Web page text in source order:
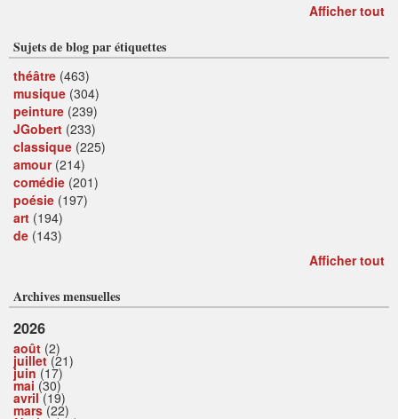
Afficher tout
Sujets de blog par étiquettes
théâtre (463)
musique (304)
peinture (239)
JGobert (233)
classique (225)
amour(214)
comédie (201)
poésie (197)
art (194)
de (143)
Afficher tout
Archives mensuelles
2026
août (2)
juillet(21)
juin (17)
mai (30)
avril(19)
mars(22)